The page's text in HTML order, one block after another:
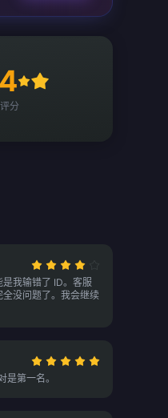
分
我输错了 ID。客服
没问题了。我会继续
第一名。